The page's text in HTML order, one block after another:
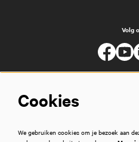
Volg
Cookies
We gebruiken cookies om je bezoek aan